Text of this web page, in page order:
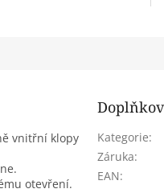
vnitřní klopy
otevření.
Kategorie:
Záruka:
EAN: